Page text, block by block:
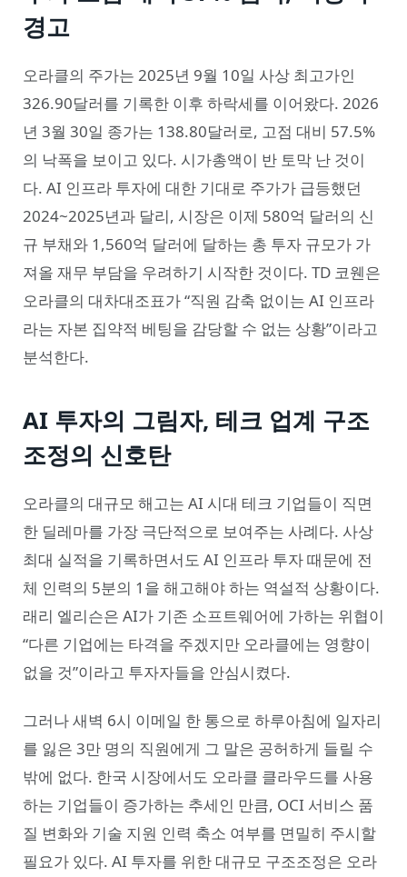
경고
오라클의 주가는 2025년 9월 10일 사상 최고가인
326.90달러를 기록한 이후 하락세를 이어왔다. 2026
년 3월 30일 종가는 138.80달러로, 고점 대비 57.5%
의 낙폭을 보이고 있다. 시가총액이 반 토막 난 것이
다. AI 인프라 투자에 대한 기대로 주가가 급등했던
2024~2025년과 달리, 시장은 이제 580억 달러의 신
규 부채와 1,560억 달러에 달하는 총 투자 규모가 가
져올 재무 부담을 우려하기 시작한 것이다. TD 코웬은
오라클의 대차대조표가 “직원 감축 없이는 AI 인프라
라는 자본 집약적 베팅을 감당할 수 없는 상황”이라고
분석한다.
AI 투자의 그림자, 테크 업계 구조
조정의 신호탄
오라클의 대규모 해고는 AI 시대 테크 기업들이 직면
한 딜레마를 가장 극단적으로 보여주는 사례다. 사상
최대 실적을 기록하면서도 AI 인프라 투자 때문에 전
체 인력의 5분의 1을 해고해야 하는 역설적 상황이다.
래리 엘리슨은 AI가 기존 소프트웨어에 가하는 위협이
“다른 기업에는 타격을 주겠지만 오라클에는 영향이
없을 것”이라고 투자자들을 안심시켰다.
그러나 새벽 6시 이메일 한 통으로 하루아침에 일자리
를 잃은 3만 명의 직원에게 그 말은 공허하게 들릴 수
밖에 없다. 한국 시장에서도 오라클 클라우드를 사용
하는 기업들이 증가하는 추세인 만큼, OCI 서비스 품
질 변화와 기술 지원 인력 축소 여부를 면밀히 주시할
필요가 있다. AI 투자를 위한 대규모 구조조정은 오라